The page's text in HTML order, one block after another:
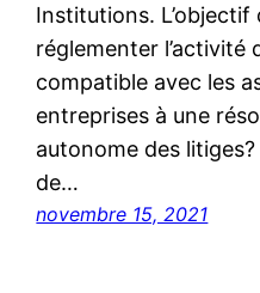
Institutions. L’objectif
réglementer l’activité
compatible avec les
entreprises à une
autonome des
de…
novembre 15, 2021